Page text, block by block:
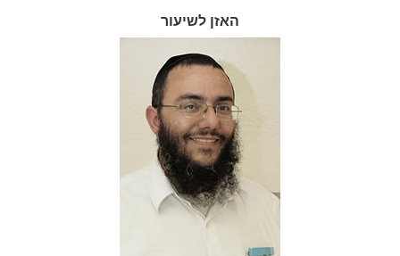
האזן לשיעור